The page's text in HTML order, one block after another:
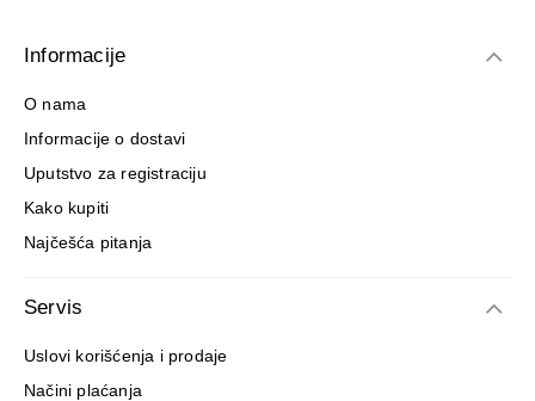
Informacije
O nama
Informacije o dostavi
Uputstvo za registraciju
Kako kupiti
Najčešća pitanja
Servis
Uslovi korišćenja i prodaje
Načini plaćanja